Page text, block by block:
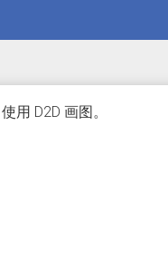
用 D2D 画图。